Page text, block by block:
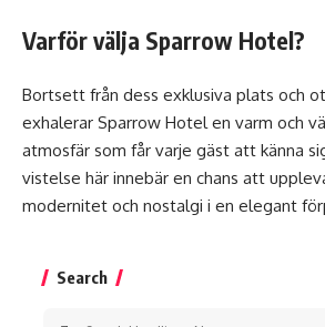
Varför välja Sparrow Hotel?
Bortsett från dess exklusiva plats och
exhalerar Sparrow Hotel en varm och
atmosfär som får varje gäst att känna
vistelse här innebär en chans att
modernitet och nostalgi i en elegant
Search